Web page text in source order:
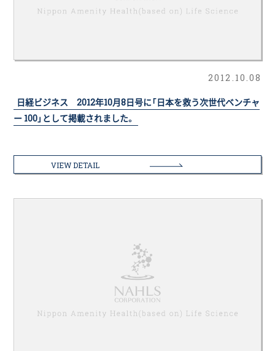
2012.10.08
日経ビジネス 2012年10月8日号に「日本を救う次世代ベンチャ
ー 100」として掲載されました。
VIEW DETAIL